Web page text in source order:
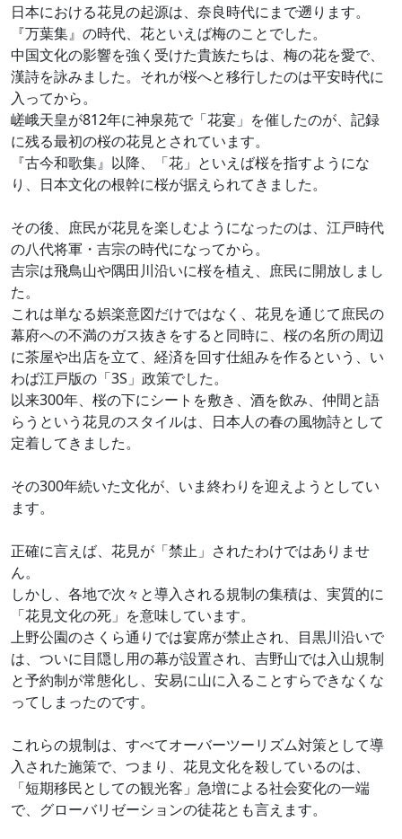
日本における花見の起源は、奈良時代にまで遡ります。
『万葉集』の時代、花といえば梅のことでした。
中国文化の影響を強く受けた貴族たちは、梅の花を愛で、
漢詩を詠みました。それが桜へと移行したのは平安時代に
入ってから。
嵯峨天皇が812年に神泉苑で「花宴」を催したのが、記録
に残る最初の桜の花見とされています。
『古今和歌集』以降、「花」といえば桜を指すようにな
り、日本文化の根幹に桜が据えられてきました。
その後、庶民が花見を楽しむようになったのは、江戸時代
の八代将軍・吉宗の時代になってから。
吉宗は飛鳥山や隅田川沿いに桜を植え、庶民に開放しまし
た。
これは単なる娯楽意図だけではなく、花見を通じて庶民の
幕府への不満のガス抜きをすると同時に、桜の名所の周辺
に茶屋や出店を立て、経済を回す仕組みを作るという、い
わば江戸版の「3S」政策でした。
以来300年、桜の下にシートを敷き、酒を飲み、仲間と語
らうという花見のスタイルは、日本人の春の風物詩として
定着してきました。
その300年続いた文化が、いま終わりを迎えようとしてい
ます。
正確に言えば、花見が「禁止」されたわけではありませ
ん。
しかし、各地で次々と導入される規制の集積は、実質的に
「花見文化の死」を意味しています。
上野公園のさくら通りでは宴席が禁止され、目黒川沿いで
は、ついに目隠し用の幕が設置され、吉野山では入山規制
と予約制が常態化し、安易に山に入ることすらできなくな
ってしまったのです。
これらの規制は、すべてオーバーツーリズム対策として導
入された施策で、つまり、花見文化を殺しているのは、
「短期移民としての観光客」急増による社会変化の一端
で、グローバリゼーションの徒花とも言えます。